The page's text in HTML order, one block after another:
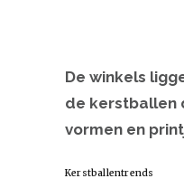
De winkels
de kerstballen
vormen en
Kerstballentrends